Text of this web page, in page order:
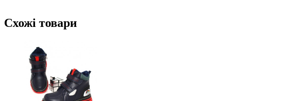
Схожі товари